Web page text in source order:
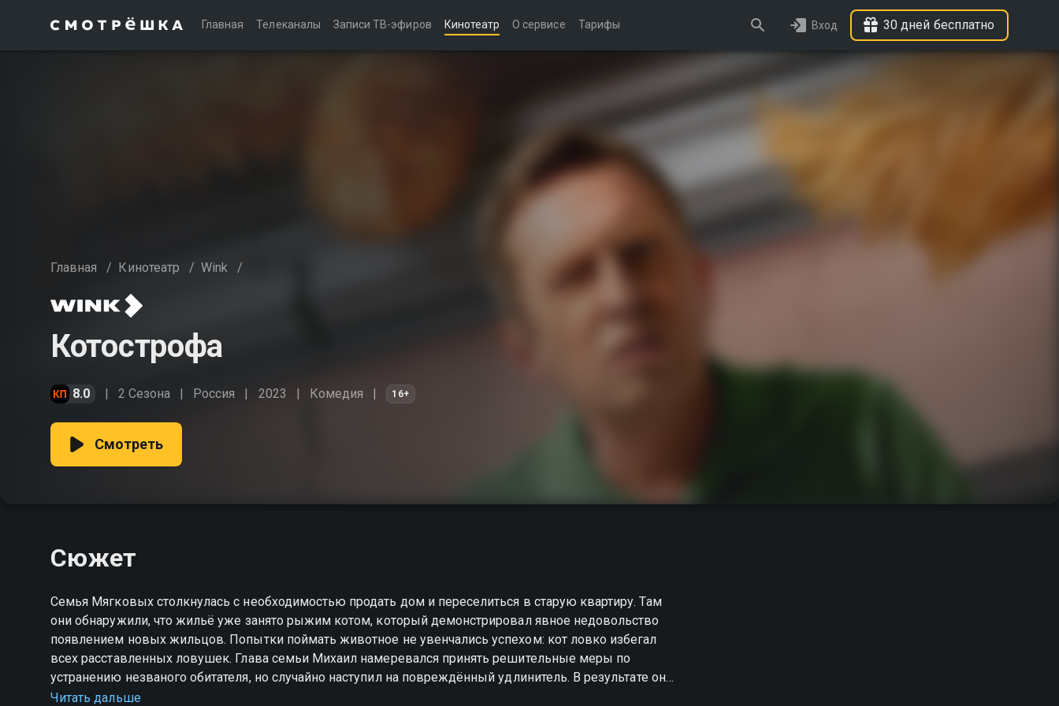
Главная Телеканалы Записи ТВ-эфиров Кинотеатр О сервисе Тарифы Вход 30 дней бесплатно
Главная / Кинотеатр / Wink /
Котострофа
8.0 2 Сезона Россия 2023 Комедия 16+
Смотреть
Сюжет
Семья Мягковых столкнулась с необходимостью продать дом и переселиться в старую квартиру. Там
они обнаружили, что жильё уже занято рыжим котом, который демонстрировал явное недовольство
появлением новых жильцов. Попытки поймать животное не увенчались успехом: кот ловко избегал
всех расставленных ловушек. Глава семьи Михаил намеревался принять решительные меры по
устранению незваного обитателя, но случайно наступил на повреждённый удлинитель. В результате он
получил удар током, а после прихода в себя получил необычную способность — он может слышать и
Читать дальше